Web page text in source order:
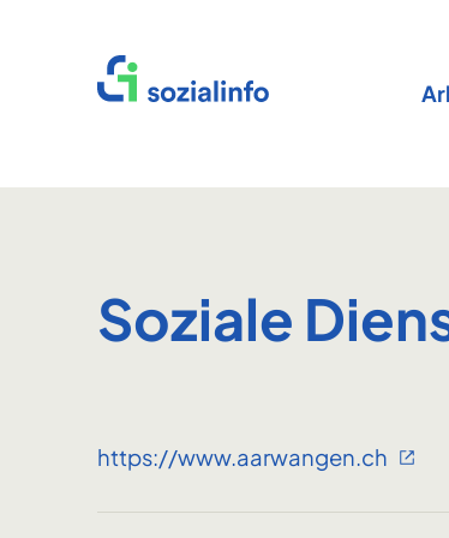
Startseite
Soziale
https://www.aarwangen.ch